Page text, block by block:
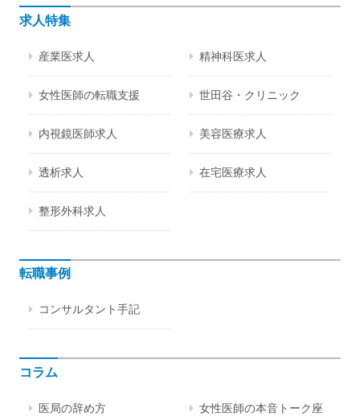
求人特集
産業医求人 精神科医求人
女性医師の転職支援 世田谷・クリニック
内視鏡医師求人 美容医療求人
透析求人 在宅医療求人
整形外科求人
転職事例
コンサルタント手記
コラム
医局の辞め方
女性医師の本音トーク座